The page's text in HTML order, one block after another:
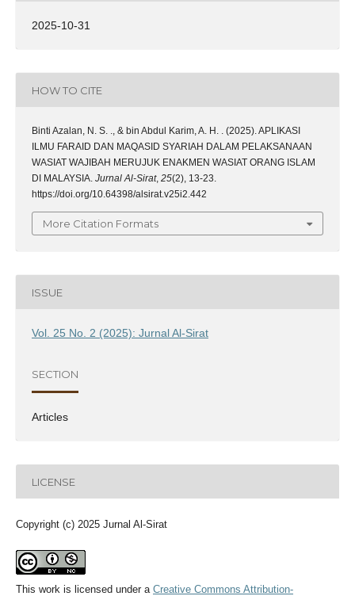
2025-10-31
HOW TO CITE
Binti Azalan, N. S. ., & bin Abdul Karim, A. H. . (2025). APLIKASI
ILMU FARAID DAN MAQASID SYARIAH DALAM PELAKSANAAN
WASIAT WAJIBAH MERUJUK ENAKMEN WASIAT ORANG ISLAM
DI MALAYSIA. Jurnal Al-Sirat, 25(2), 13-23.
https://doi.org/10.64398/alsirat.v25i2.442
More Citation Formats
ISSUE
Vol. 25 No. 2 (2025): Jurnal Al-Sirat
SECTION
Articles
LICENSE
Copyright (c) 2025 Jurnal Al-Sirat
This work is licensed under a Creative Commons Attribution-